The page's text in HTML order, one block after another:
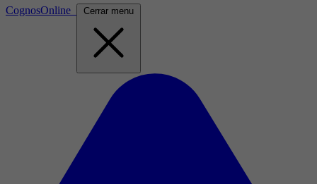
CognosOnline Cerrar menu